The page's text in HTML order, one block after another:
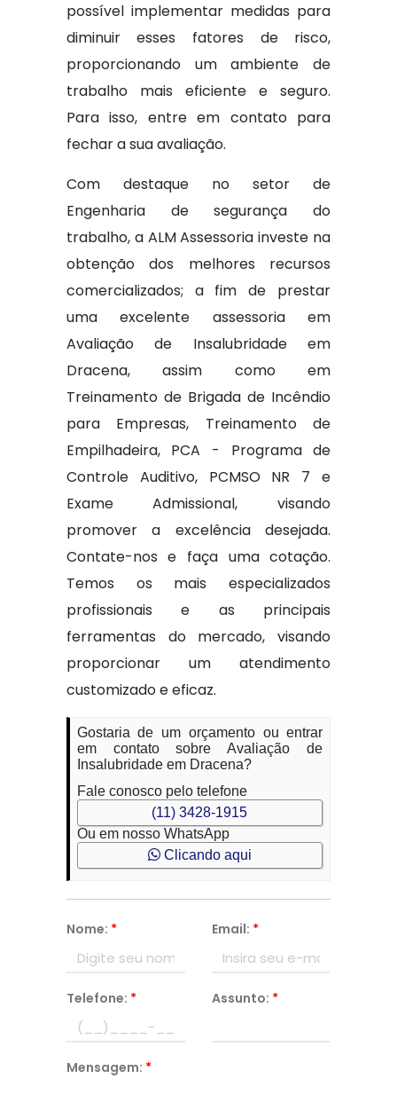
possível implementar medidas para
diminuir esses fatores de risco,
proporcionando um ambiente de
trabalho mais eficiente e seguro.
Para isso, entre em contato para
fechar a sua avaliação.
Com destaque no setor de
Engenharia de segurança do
trabalho, a ALM Assessoria investe na
obtenção dos melhores recursos
comercializados; a fim de prestar
uma excelente assessoria em
Avaliação de Insalubridade em
Dracena, assim como em
Treinamento de Brigada de Incêndio
para Empresas, Treinamento de
Empilhadeira, PCA - Programa de
Controle Auditivo, PCMSO NR 7 e
Exame Admissional, visando
promover a excelência desejada.
Contate-nos e faça uma cotação.
Temos os mais especializados
profissionais e as principais
ferramentas do mercado, visando
proporcionar um atendimento
customizado e eficaz.
Gostaria de um orçamento ou entrar
em contato sobre Avaliação de
Insalubridade em Dracena?
Fale conosco pelo telefone
(11) 3428-1915
Ou em nosso WhatsApp
Clicando aqui
Nome: * Email: *
Telefone: * Assunto: *
Mensagem: *